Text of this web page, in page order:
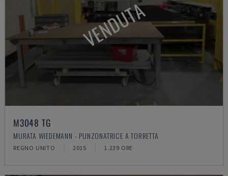
VENDUTA
M3048 TG
MURATA WIEDEMANN - PUNZONATRICE A TORRETTA
REGNO UNITO 2015 1.239 ORE